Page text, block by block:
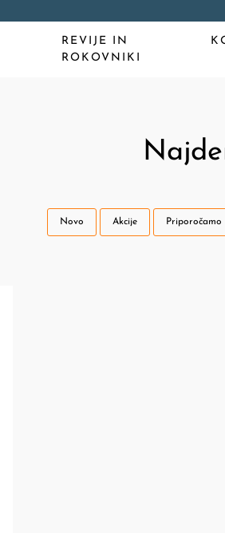
REVIJE IN
ROKOVNIKI
Novo Akcije Priporočamo